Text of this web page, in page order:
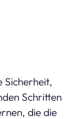
Sicherheit,
Schritten
die die